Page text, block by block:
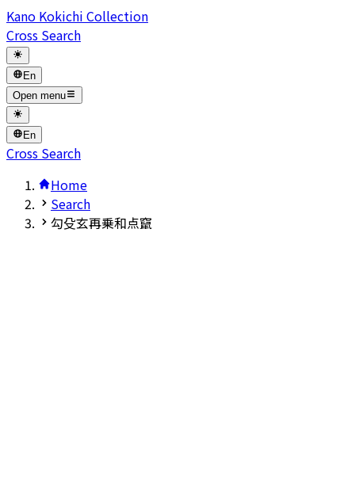
Kano Kokichi Collection
Cross Search
En
Open menu
En
Cross Search
Home
Search
勾殳玄再乗和点竄